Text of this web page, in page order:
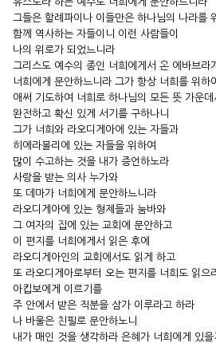
그들은 할례파이나 이들만은 하나님의 나라를
함께 역사하는 자들이니 이런 사람들이
나의 위로가 되었느니라
그리스도 예수의 종인 너희에게서 온 에바브라
너희에게 문안하느니라 그가 항상 너희를 위하
애써 기도하여 너희로 하나님의 모든 뜻 가운데
완전하고 확신 있게 서기를 구하나니
그가 너희와 라오디게아에 있는 자들과
히에라볼리에 있는 자들을 위하여
많이 수고하는 것을 내가 증언하노라
사랑을 받는 의사 누가와
또 데마가 너희에게 문안하느니라
라오디게아에 있는 형제들과 눔바와
그 여자의 집에 있는 교회에 문안하고
이 편지를 너희에게서 읽은 후에
라오디게아인의 교회에서도 읽게 하고
또 라오디게아로부터 오는 편지를 너희도 읽으
아킵보에게 이르기를
주 안에서 받은 직분을 삼가 이루라고 하라
나 바울은 친필로 문안하노니
내가 매인 것을 생각하라 은혜가 너희에게 있을